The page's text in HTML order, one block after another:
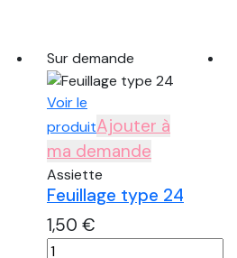
vert
sauge
Sur demande
Voir le
produitAjouter à
ma demande
Assiette
Feuillage type 24
1,50 €
quantité